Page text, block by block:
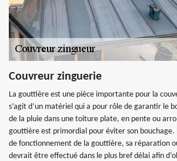
Couvreur zinguerie
La gouttière est une pièce importante pour la
s’agit d’un matériel qui a pour rôle de garantir le
de la pluie dans une toiture plate, en pente ou
gouttière est primordial pour éviter son bouchage.
de fonctionnement de la gouttière, sa réparation
devrait être effectué dans le plus bref délai afin